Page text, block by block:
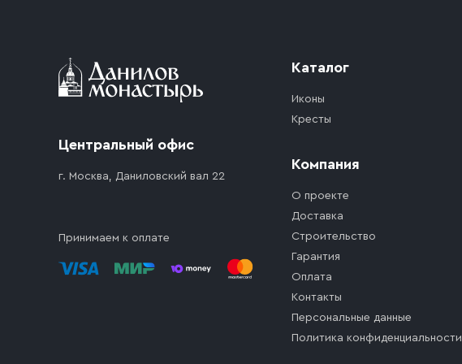
Центральный офис
г. Москва, Даниловский вал 22
Принимаем к оплате
Каталог
Иконы
Кресты
Компания
О проекте
Доставка
Строительство
Гарантия
Оплата
Контакты
Персональные данные
Политика конфиденциальности